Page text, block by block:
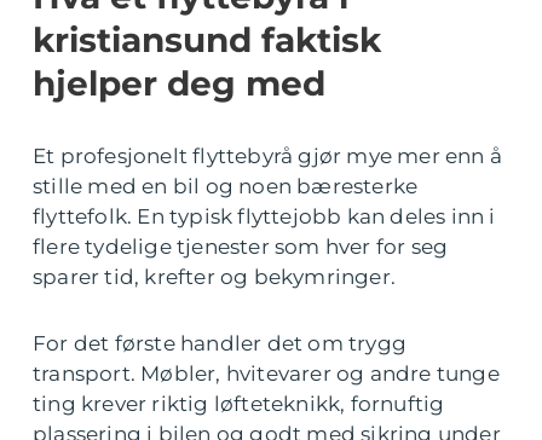
kristiansund faktisk
hjelper deg med
Et profesjonelt flyttebyrå gjør mye mer enn å
stille med en bil og noen bæresterke
flyttefolk. En typisk flyttejobb kan deles inn i
flere tydelige tjenester som hver for seg
sparer tid, krefter og bekymringer.
For det første handler det om trygg
transport. Møbler, hvitevarer og andre tunge
ting krever riktig løfteteknikk, fornuftig
plassering i bilen og godt med sikring under